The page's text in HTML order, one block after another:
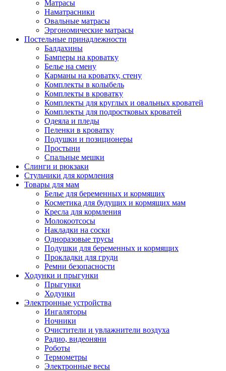
Матрасы
Наматрасники
Овальные матрасы
Эргономические матрасы
Постельные принадлежности
Балдахины
Бамперы на кроватку
Белье на смену
Карманы на кроватку, стену
Комплекты в колыбель
Комплекты в кроватку
Комплекты для круглых и овальных кроватей
Комплекты для подростковых кроватей
Одеяла и пледы
Пеленки в кроватку
Подушки и позиционеры
Простыни
Спальные мешки
Слинги и рюкзаки
Стульчики для кормления
Товары для мам
Белье для беременных и кормящих
Косметика для будущих и кормящих мам
Кресла для кормления
Молокоотсосы
Накладки на соски
Одноразовые трусы
Подушки для беременных и кормящих
Прокладки для груди
Ремни безопасности
Ходунки и прыгунки
Прыгунки
Ходунки
Электронные устройства
Ингаляторы
Ночники
Очистители и увлажнители воздуха
Радио, видеоняни
Роботы
Термометры
Электронные весы